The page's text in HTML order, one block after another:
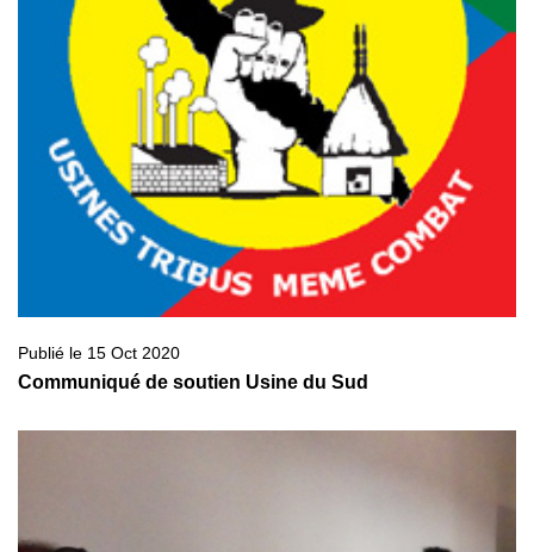
Publié le 15 Oct 2020
Communiqué de soutien Usine du Sud